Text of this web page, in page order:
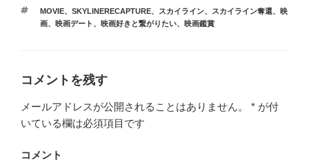
ゴ
リ
タ
グ
MOVIE、 SKYLINERECAPTURE、 スカイライン、 スカイライン奪還、 映
画、 映画デート 、 映画好きと繋がりたい、 映画鑑賞
コメントを残す
メールアドレスが公開されることはありません。 * が付
いている欄は必須項目です
コメント